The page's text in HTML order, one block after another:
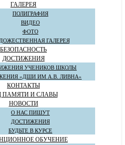
ГАЛЕРЕЯ
ПОЛИГРАФИЯ
ВИДЕО
ФОТО
ГАЛЕРЕЯ
БЕЗОПАСНОСТЬ
ДОСТИЖЕНИЯ
УЧЕНИКОВ ШКОЛЫ
«ДШИ ИМ А.В. ЛИВНА»
КОНТАКТЫ
ПАМЯТИ И СЛАВЫ
НОВОСТИ
О НАС ПИШУТ
ДОСТИЖЕНИЯ
БУДЬТЕ В КУРСЕ
ОБУЧЕНИЕ